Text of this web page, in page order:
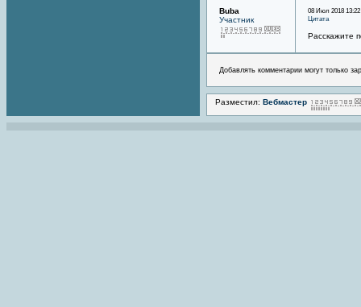
Buba
Участник
08 Июл 2018 13:22
Цитата
Расскажите
Добавлять комментарии могут только
Разместил: Вебмастер